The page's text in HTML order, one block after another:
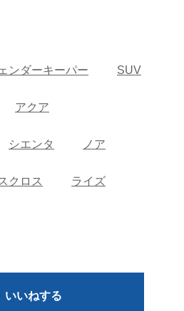
ンダーキーパー SUV
アクア
シエンタ ノア
クロス ライズ
いいねする